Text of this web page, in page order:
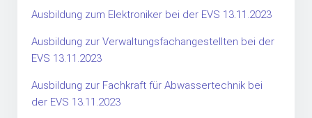
Ausbildung zum Elektroniker bei der EVS 13.11.2023
Ausbildung zur Verwaltungsfachangestellten bei der
EVS 13.11.2023
Ausbildung zur Fachkraft für Abwassertechnik bei
der EVS 13.11.2023